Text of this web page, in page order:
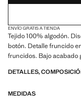
ENVÍO GRATIS A TIENDA
Tejido 100% algodón.
botón. Detalle fruncido
fruncidos. Bajo acabado
DETALLES,
MEDIDAS